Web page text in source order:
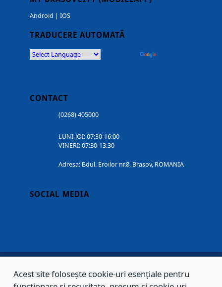
Android | IOS
TRADUCERE AUTOMATĂ
CONTACT
(0268) 405000
LUNI-JOI: 07:30-16:00
VINERI: 07:30-13.30
Adresa: Bdul. Eroilor nr.8, Brasov, ROMANIA
SOCIAL MEDIA
Copyright © 2002 - 2026 - PRIMĂRIA MUNICIPIULUI BRAȘOV, toate drepturile
Acest site folosește cookie-uri esențiale pentru